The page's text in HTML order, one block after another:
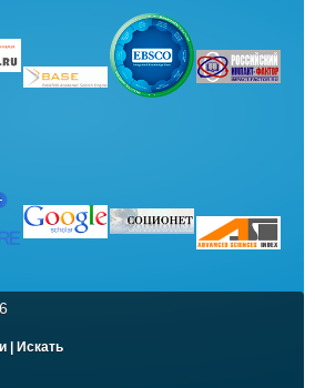
| Искать